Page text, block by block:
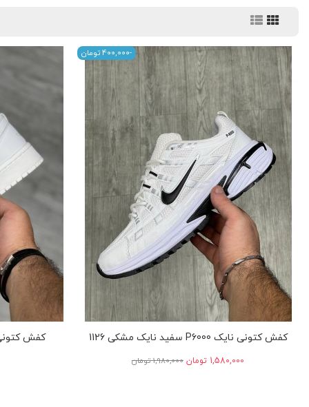
-‎400,000 تومان
کفش کتونی نایک P6000 سفید نایک مشکی 1126
‎1,580,000 تومان ‎1,980,000 تومان
کفش کتونی نایک